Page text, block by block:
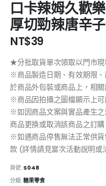
口卡辣姆久歡
厚切勁辣唐辛
NT$39
★分批取貨單次領取以門市
※商品製造日期、有效期限
於商品外包裝或商品上，相
※商品因拍攝之圖檔顯示上
※如因商品文案與實品產生
商品更換或取消該商品之訂購
※如遇商品停售無法正常供
款 (詳情請見當次活動說明或
貨號: S048
分類:糖果零食